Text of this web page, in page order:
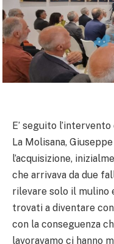
E’ seguito
La Molisana,
l’acquisizione,
che arrivava da due
rilevare solo il mulino
trovati a diventare
con la conseguenza
lavoravamo ci hanno